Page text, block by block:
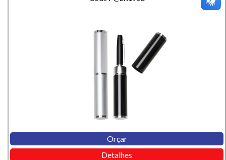
Orçar
Detalhes